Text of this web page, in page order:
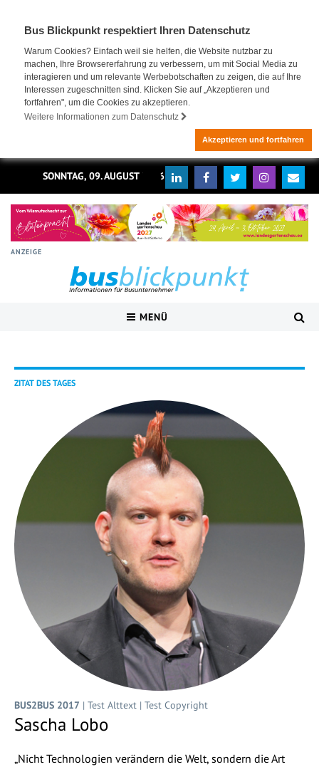
Bus Blickpunkt respektiert Ihren Datenschutz
Warum Cookies? Einfach weil sie helfen, die Website nutzbar zu
machen, Ihre Browsererfahrung zu verbessern, um mit Social Media zu
interagieren und um relevante Werbebotschaften zu zeigen, die auf Ihre
Interessen zugeschnitten sind. Klicken Sie auf „Akzeptieren und
fortfahren", um die Cookies zu akzeptieren.
Weitere Informationen zum Datenschutz
Akzeptieren und fortfahren
SONNTAG, 09. AUGUST 2026
ANZEIGE
MENÜ
ZITAT DES TAGES
BUS2BUS 2017 | Test Alttext | Test Copyright
Sascha Lobo
„Nicht Technologien verändern die Welt, sondern die Art